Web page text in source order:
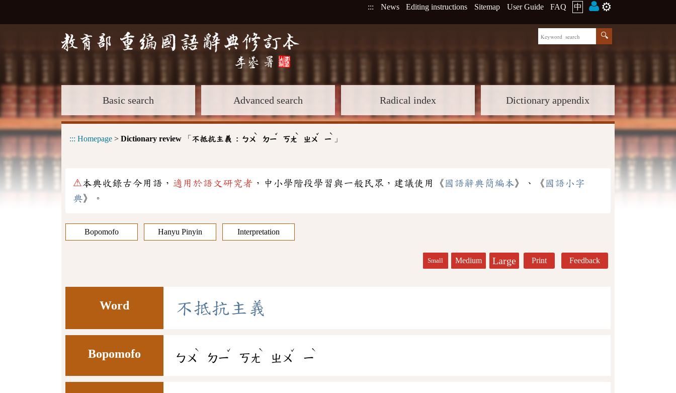
::: News Editing instructions Sitemap User Guide FAQ 中 ⚙️
Basic search Advanced search Radical index Dictionary appendix
::: Homepage > Dictionary review 「 不抵抗主義 : ㄅㄨ
ˋ
ㄉㄧ
ˇ
ㄎㄤ
ˋ
ㄓㄨ
ˇ
ㄧ
ˋ
」
⚠本典收錄古今用語， 適用於語文研究者 ，中小學階段學習與一般民眾，建議使用《 國語辭典簡編本》、《 國語小字
典》。
Bopomofo Hanyu Pinyin Interpretation
Small Medium Large Print Feedback
Word 不抵抗 主 義
Bopomofo ㄅㄨ
ˋ
ㄉㄧ
ˇ
ㄎㄤ
ˋ
ㄓㄨ
ˇ
ㄧ
ˋ